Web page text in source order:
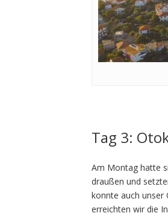
Tag 3:
Am Montag hatte
draußen und
konnte auch unser
erreichten wir die